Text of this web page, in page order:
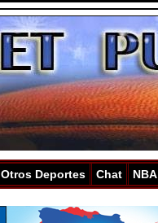
Otros Deportes Chat NBA